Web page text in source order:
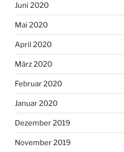
Juni 2020
Mai 2020
April 2020
März 2020
Februar 2020
Januar 2020
Dezember 2019
November 2019